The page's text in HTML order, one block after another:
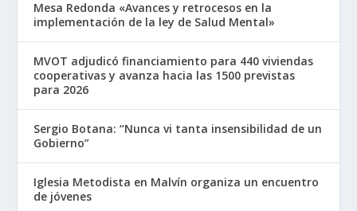
Mesa Redonda «Avances y retrocesos en la
implementación de la ley de Salud Mental»
MVOT adjudicó financiamiento para 440 viviendas
cooperativas y avanza hacia las 1500 previstas
para 2026
Sergio Botana: “Nunca vi tanta insensibilidad de un
Gobierno”
Iglesia Metodista en Malvín organiza un encuentro
de jóvenes